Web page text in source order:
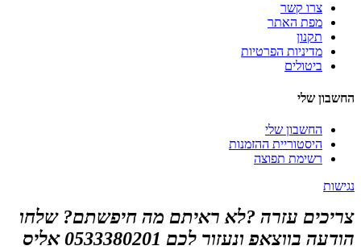
צרו קשר
מפת האתר
תקנון
מדיניות הפרטיות
ביטולים
החשבון שלי
החשבון שלי
היסטוריית ההזמנות
רשימת תפוצה
נגישות
צריכים עזרה ?לא ראיתם מה חיפשתם? שלחו
הודעה בווצאפ ונעזור לכם 0533380201 אליס